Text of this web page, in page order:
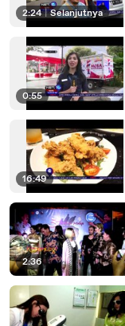
2:24 | Selanjutnya
0:55
16:49
2:36